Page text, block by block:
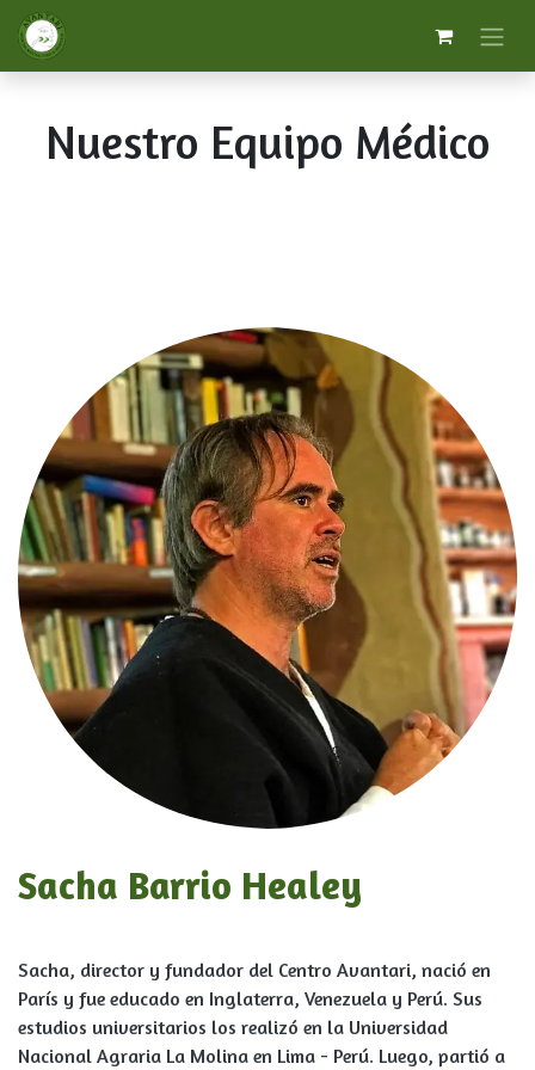
Nuestro Equipo Médico
Sacha Barrio Healey
Sacha, director y fundador del Centro Avantari, nació en
París y fue educado en Inglaterra, Venezuela y Perú. Sus
estudios universitarios los realizó en la Universidad
Nacional Agraria La Molina en Lima - Perú. Luego, partió a